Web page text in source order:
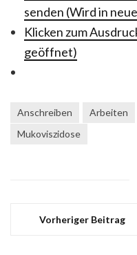
senden (Wird in
Klicken zum
geöffnet)
Anschreiben Arbeiten
Mukoviszidose
Vorheriger Beitrag